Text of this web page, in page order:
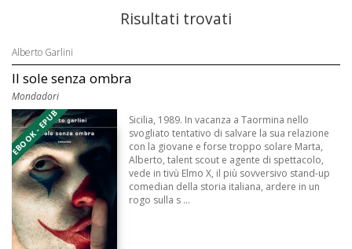
Risultati trovati
Alberto Garlini
Il sole senza ombra
Mondadori
EBOOK - EPUB
Sicilia, 1989. In vacanza a Taormina nello
svogliato tentativo di salvare la sua relazione
con la giovane e forse troppo solare Marta,
Alberto, talent scout e agente di spettacolo,
vede in tivù Elmo X, il più sovversivo stand-up
comedian della storia italiana, ardere in un
rogo sulla s ...